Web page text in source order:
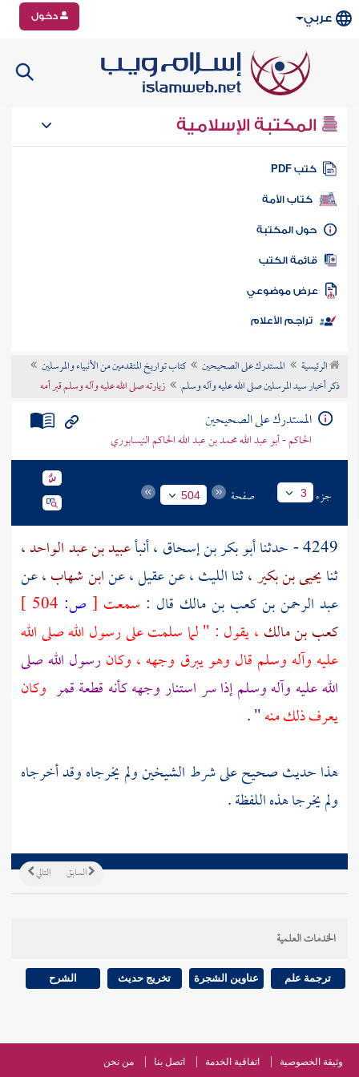
عربي دخول
المكتبة الإسلامية
كتب PDF
كتاب الأمة
المكتبة
الكتب
موضوعي
تراجم الأعلام
الرئيسية المستدرك على الصحيحين
كتاب تواريخ المتقدمين من الأنبياء والمرسلين
ذكر أخبار سيد المرسلين صلى الله عليه وآله وسلم
زيارته صلى الله عليه وآله وسلم قبر أمه
المستدرك على الصحيحين
الحاكم - أبو عبد الله محمد بن عبد الله الحاكم النيسابوري
جزء 3 صفحة 504
4249 - حدثنا أبو بكر بن إسحاق ، أنبأعبيد بن عبد الواحد،
ثنايحيى بن بكير، ثناالليث، عنعقيل، عنابن شهاب، عن
عبد الرحمن بن كعب بن مالك قال : سمعت [ ص:
كعب بن مالك ، يقول : " لما سلمت على رسول الله صلى الله
عليه وآله وسلم قال وهو يبرق وجهه ، وكانرسول الله صلى
الله عليه وآله وسلم إذا سر استنار وجهه كأنه قطعة قمر وكان
يعرف ذلك منه" .
هذا حديث صحيح على شرط الشيخين ولم يخرجاه وقد أخرجاه
ولم يخرجا هذه اللفظة .
التالي السابق
الخدمات العلمية
ترجمة علم عناوين الشجرة تخريج حديث الشرح
وثيقة الخصوصية اتفاقية الخدمة اتصل بنا من نحن